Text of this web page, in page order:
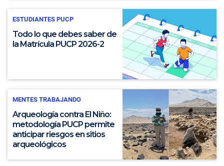
ESTUDIANTES PUCP
Todo lo que debes saber de
la Matrícula PUCP 2026-2
MENTES TRABAJANDO
Arqueología contra El Niño:
metodología PUCP permite
anticipar riesgos en sitios
arqueológicos